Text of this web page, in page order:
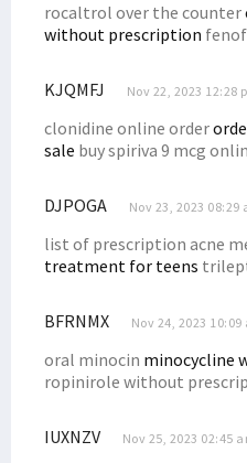
rocaltrol over the counter
without prescription
KJQMFJ Nov 22, 2023 12:28
clonidine online order
sale buy spiriva 9 mcg
DJPOGA Nov 23, 2023 08:29
list of prescription acne
treatment for teens
BFRNMX Nov 24, 2023 10:09
oral minocin minocycline
ropinirole without
IUXNZV Nov 25, 2023 02:45